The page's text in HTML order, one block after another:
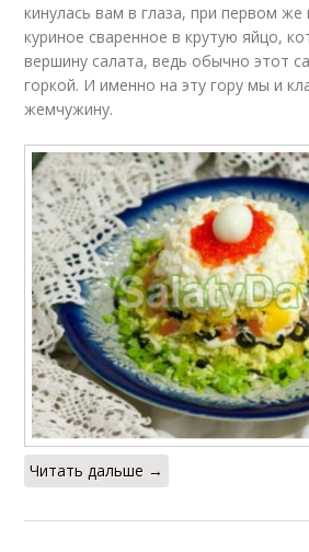
кинулась вам в глаза, при первом же
куриное сваренное в крутую яйцо,
вершину салата, ведь обычно этот
горкой. И именно на эту гору мы и
жемчужину.
Читать дальше →